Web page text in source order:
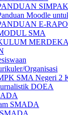
Moodle
E-
SMA
MERDEKA
Organisasi
SMA Negeri 2
DOEA
SMADA